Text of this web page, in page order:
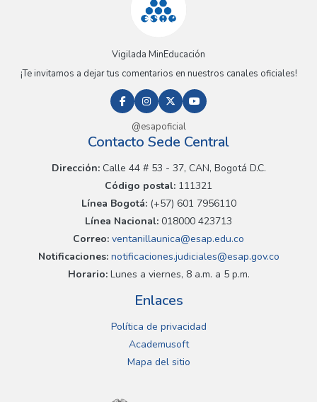
Vigilada MinEducación
¡Te invitamos a dejar tus comentarios en nuestros canales oficiales!
@esapoficial
Contacto Sede Central
Dirección:Calle 44 # 53 - 37, CAN, Bogotá D.C.
Código postal: 111321
Línea Bogotá:(+57) 601 7956110
Línea Nacional: 018000 423713
Correo: ventanillaunica@esap.edu.co
Notificaciones:notificaciones.judiciales@esap.gov.co
Horario:Lunes a viernes, 8 a.m. a 5 p.m.
Enlaces
Política de privacidad
Academusoft
Mapa del sitio